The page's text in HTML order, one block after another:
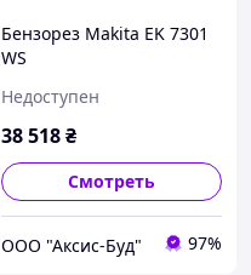
Бензорез Makita EK 7301
WS
Недоступен
38 518₴
Смотреть
ООО "Аксис-Буд" 97%